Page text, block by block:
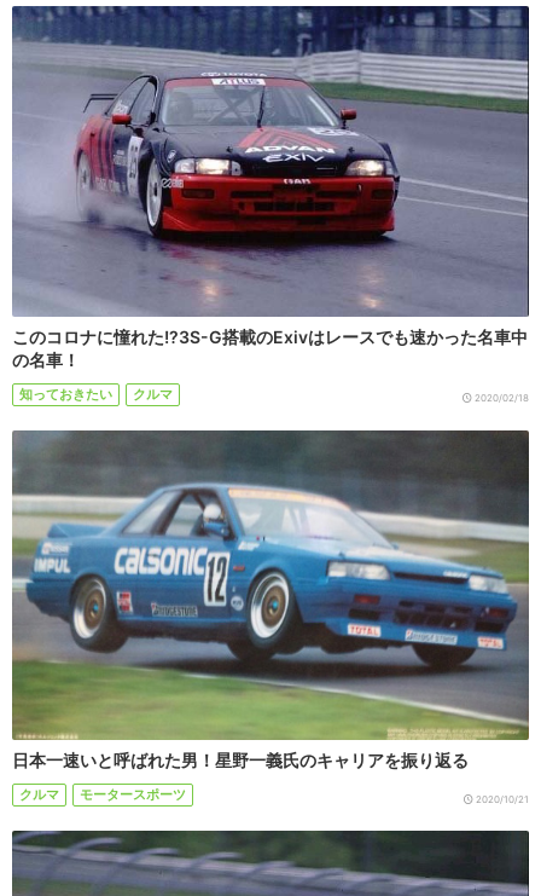
このコロナに憧れた!?3S-G搭載のExivはレースでも速かった名車中
の名車！
知っておきたい クルマ 2020/02/18
日本一速いと呼ばれた男！星野一義氏のキャリアを振り返る
クルマ モータースポーツ 2020/10/21